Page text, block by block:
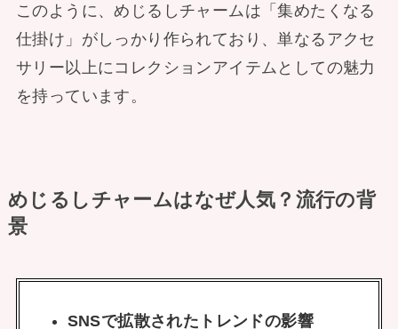
このように、めじるしチャームは「集めたくなる
仕掛け」がしっかり作られており、単なるアクセ
サリー以上にコレクションアイテムとしての魅力
を持っています。
めじるしチャームはなぜ人気？流行の背
景
SNSで拡散されたトレンドの影響